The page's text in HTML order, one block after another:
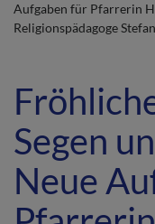
Aufgaben für Pfarrerin
Religionspädagoge
Segen
Neue